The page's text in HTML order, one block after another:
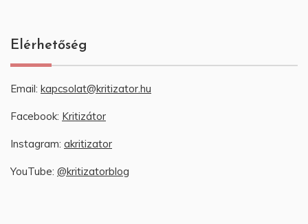
Elérhetőség
Email: kapcsolat@kritizator.hu
Facebook: Kritizátor
Instagram: akritizator
YouTube: @kritizatorblog